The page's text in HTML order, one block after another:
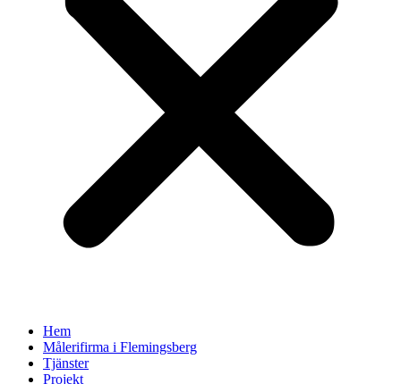
Hem
Målerifirma i Flemingsberg
Tjänster
Projekt